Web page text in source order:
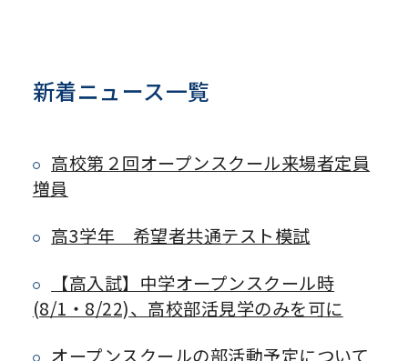
新着ニュース一覧
高校第２回オープンスクール来場者定員
増員
高3学年 希望者共通テスト模試
【高入試】中学オープンスクール時
(8/1・8/22)、高校部活見学のみを可に
オープンスクールの部活動予定について